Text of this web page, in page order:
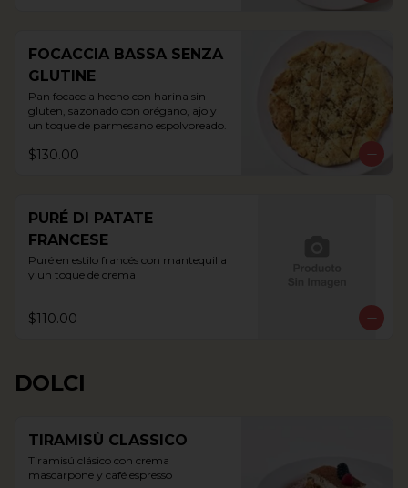
FOCACCIA BASSA SENZA
GLUTINE
Pan focaccia hecho con harina sin
gluten, sazonado con orégano, ajo y
un toque de parmesano espolvoreado.
$130.00
PURÉ DI PATATE
FRANCESE
Puré en estilo francés con mantequilla
y un toque de crema
$110.00
DOLCI
TIRAMISÙ CLASSICO
Tiramisú clásico con crema
mascarpone y café espresso